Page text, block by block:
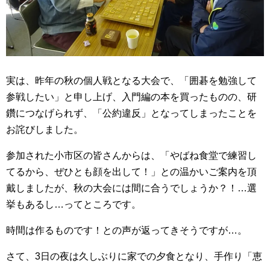
実は、昨年の秋の個人戦となる大会で、「囲碁を勉強して
参戦したい」と申し上げ、入門編の本を買ったものの、研
鑽につなげられず、「公約違反」となってしまったことを
お詫びしました。
参加された小市区の皆さんからは、「やばね食堂で練習し
てるから、ぜひとも顔を出して！」との温かいご案内を頂
戴しましたが、秋の大会には間に合うでしょうか？！…選
挙もあるし…ってところです。
時間は作るものです！との声が返ってきそうですが…。
さて、3日の夜は久しぶりに家での夕食となり、手作り「恵